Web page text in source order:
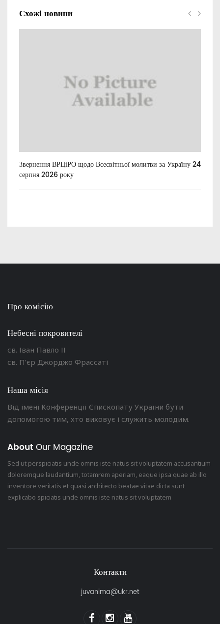
Схожі новини
Звернення ВРЦіРО щодо Всесвітньої молитви за Україну 24
серпня 2026 року
Про комісію
Небесні покровителі
св. Іван Павло ІІ
св. П’єр Джорджо Фрассаті
Наша місія
Від імені Конференції Єпископату України бути
допомогою тим, хто виховує і служить молодим.
About Our Magazine
Sed ut perspiciatis unde omnis iste natus sit voluptatem accusantium
doloremque laudantium, totamrem aperiam, eaque ipsa quae ab illo
inventore veritatis et quasi architecto beatae vitae dicta sunt
explicabo spiciatis unde omnis iste natus sit voluptatem
Контакти
juvanima@ukr.net